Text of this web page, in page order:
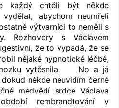
každý chtěli být někde
abychom neumřeli
výtvarníci to neměli s
Rozhovory s Václavem
že to vypadá, že se
nějaké hypnotické léčbě,
vytěsnila.
No a já
někde neuvidím černé
medvědí srdce Václava
rembrandtování v